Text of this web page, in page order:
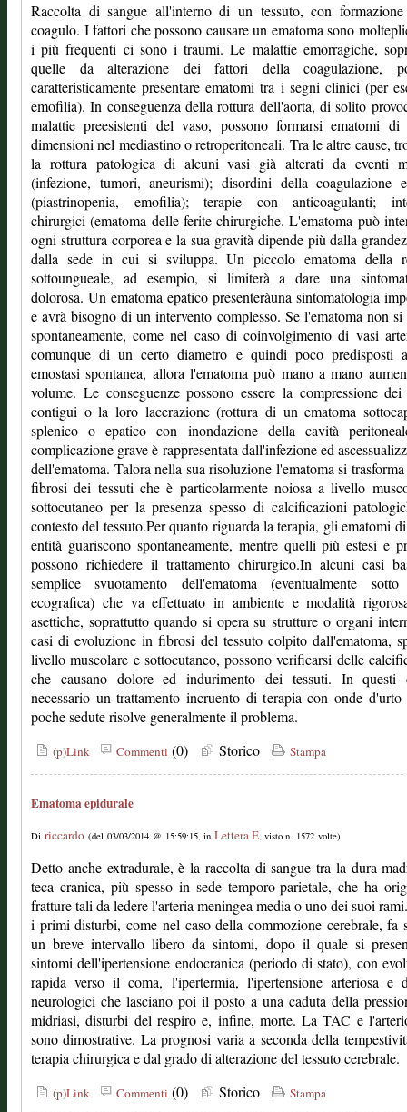
Raccolta di sangue all'interno di un tessuto, con
coagulo. I fattori che possono causare un ematoma sono
i più frequenti ci sono i traumi. Le malattie emorragiche,
quelle da alterazione dei fattori della coagulazione,
caratteristicamente presentare ematomi tra i segni clinici (per
emofilia). In conseguenza della rottura dell'aorta, di solito
malattie preesistenti del vaso, possono formarsi ematomi di
dimensioni nel mediastino o retroperitoneali. Tra le altre cause,
la rottura patologica di alcuni vasi già alterati da eventi
(infezione, tumori, aneurismi); disordini della coagulazione
(piastrinopenia, emofilia); terapie con anticoagulanti;
chirurgici (ematoma delle ferite chirurgiche. L'ematoma può
ogni struttura corporea e la sua gravità dipende più dalla
dalla sede in cui si sviluppa. Un piccolo ematoma della
sottoungueale, ad esempio, si limiterà a dare una
dolorosa. Un ematoma epatico presenteràuna sintomatologia
e avrà bisogno di un intervento complesso. Se l'ematoma non si
spontaneamente, come nel caso di coinvolgimento di vasi
comunque di un certo diametro e quindi poco predisposti
emostasi spontanea, allora l'ematoma può mano a mano
volume. Le conseguenze possono essere la compressione dei
contigui o la loro lacerazione (rottura di un ematoma
splenico o epatico con inondazione della cavità
complicazione grave è rappresentata dall'infezione ed
dell'ematoma. Talora nella sua risoluzione l'ematoma si
fibrosi dei tessuti che è particolarmente noiosa a livello
sottocutaneo per la presenza spesso di calcificazioni
contesto del tessuto.Per quanto riguarda la terapia, gli ematomi di
entità guariscono spontaneamente, mentre quelli più estesi e
possono richiedere il trattamento chirurgico.In alcuni casi
semplice svuotamento dell'ematoma (eventualmente
ecografica) che va effettuato in ambiente e modalità
asettiche, soprattutto quando si opera su strutture o organi
casi di evoluzione in fibrosi del tessuto colpito dall'ematoma,
livello muscolare e sottocutaneo, possono verificarsi delle
che causano dolore ed indurimento dei tessuti. In questi
necessario un trattamento incruento di terapia con onde
poche sedute risolve generalmente il problema.
(p)Link Commenti (0) Storico Stampa
Ematoma epidurale
Di riccardo (del 03/03/2014 @ 15:59:15, in Lettera E, visto n. 1572 volte)
Detto anche extradurale, è la raccolta di sangue tra la dura
teca cranica, più spesso in sede temporo-parietale, che ha
fratture tali da ledere l'arteria meningea media o uno dei suoi
i primi disturbi, come nel caso della commozione cerebrale, fa
un breve intervallo libero da sintomi, dopo il quale si
sintomi dell'ipertensione endocranica (periodo di stato), con
rapida verso il coma, l'ipertermia, l'ipertensione arteriosa e
neurologici che lasciano poi il posto a una caduta della
midriasi, disturbi del respiro e, infine, morte. La TAC e
sono dimostrative. La prognosi varia a seconda della
terapia chirurgica e dal grado di alterazione del tessuto cerebrale.
(p)Link Commenti (0) Storico Stampa